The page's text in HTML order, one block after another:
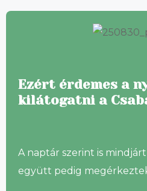
Ezért érdemes a
kilátogatni a
A naptár szerint is mindjárt
együtt pedig